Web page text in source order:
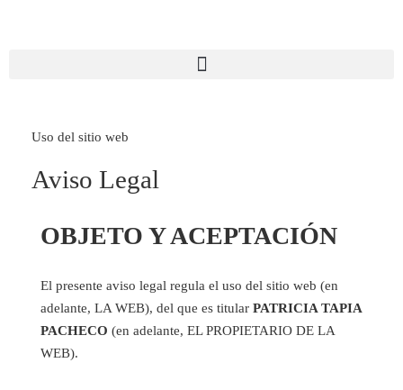
Uso del sitio web
Aviso Legal
OBJETO Y ACEPTACIÓN
El presente aviso legal regula el uso del sitio web (en
adelante, LA WEB), del que es titular PATRICIA TAPIA
PACHECO (en adelante, EL PROPIETARIO DE LA
WEB).